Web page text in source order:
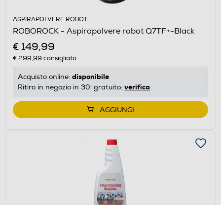
ASPIRAPOLVERE ROBOT
ROBOROCK - Aspirapolvere robot Q7TF+-Black
€ 149,99
€ 299,99 consigliato
Acquisto online: disponibile
Ritiro in negozio in 30' gratuito: verifica
AGGIUNGI